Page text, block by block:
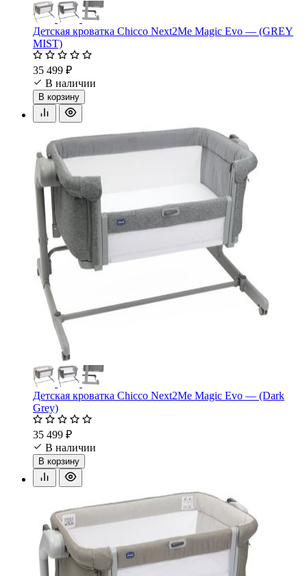
Детская кроватка Chicco Next2Me Magic Evo — (GREY
MIST)
35 499 ₽
В наличии
В корзину
Детская кроватка Chicco Next2Me Magic Evo — (Dark
Grey)
35 499 ₽
В наличии
В корзину